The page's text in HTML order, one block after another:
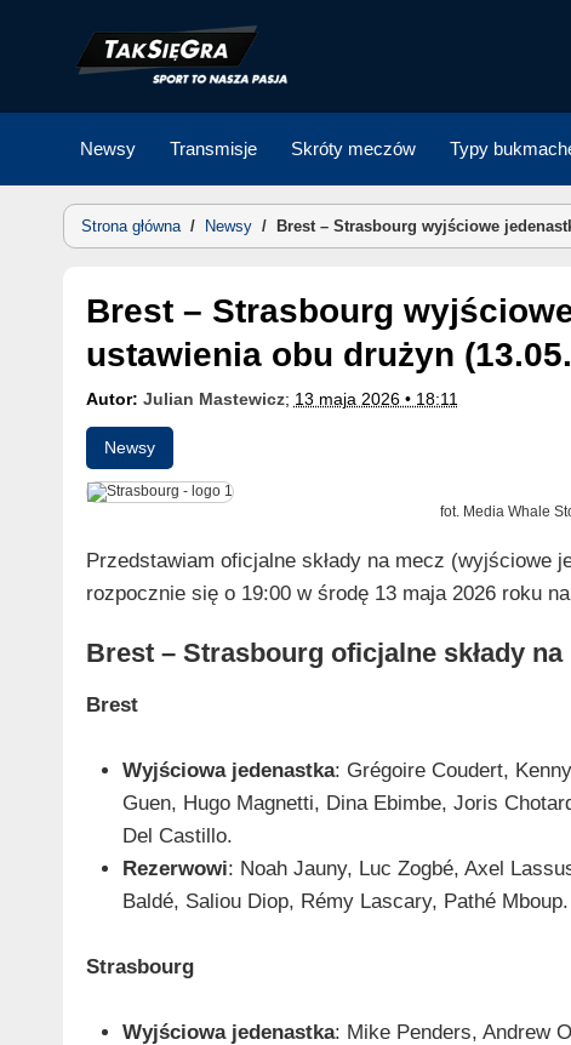
Newsy Transmisje Skróty meczów Typy
Strona główna/ Newsy / Brest – Strasbourg wyjściowe
Brest – Strasbourg wyjściowe jedenastki. Znamy
ustawienia obu drużyn
Autor: Julian Mastewicz; 13 maja 2026 • 18:11
Newsy
fot. Media Whale
Przedstawiam oficjalne składy na mecz (wyjściowe
rozpocznie się o 19:00 w środę 13 maja 2026 roku
Brest – Strasbourg oficjalne składy na
Brest
Wyjściowa jedenastka: Grégoire Coudert,
Guen, Hugo Magnetti, Dina Ebimbe, Joris
Del Castillo.
Rezerwowi: Noah Jauny, Luc Zogbé, Axel
Baldé, Saliou Diop, Rémy Lascary, Pathé Mboup.
Strasbourg
Wyjściowa jedenastka: Mike Penders, Andrew